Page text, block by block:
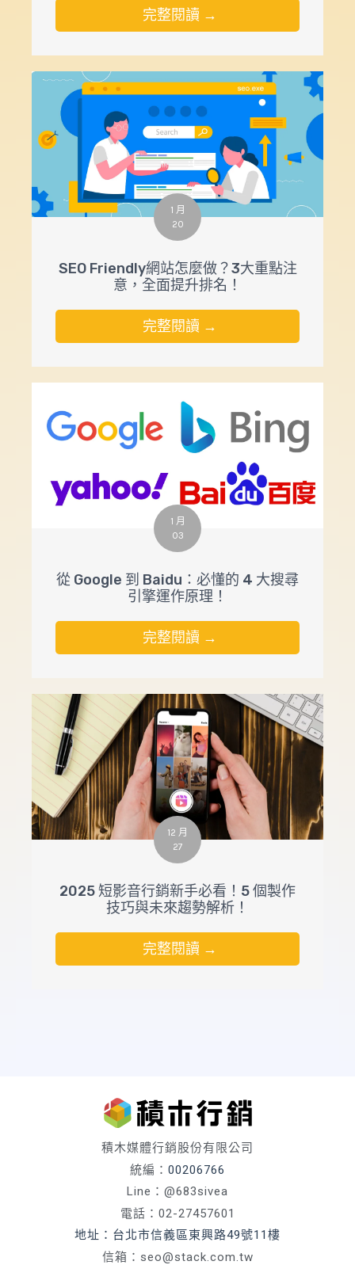
完整閱讀 →
1 月
20
SEO Friendly網站怎麼做？3大重點注
意，全面提升排名！
完整閱讀 →
1 月
03
從 Google 到 Baidu：必懂的 4 大搜尋
引擎運作原理！
完整閱讀 →
12 月
27
2025 短影音行銷新手必看！5 個製作
技巧與未來趨勢解析！
完整閱讀 →
積木媒體行銷股份有限公司
統編： 00206766
Line：@683sivea
電話：02-27457601
地址：台北市信義區東興路49號11樓
信箱： seo@stack.com.tw